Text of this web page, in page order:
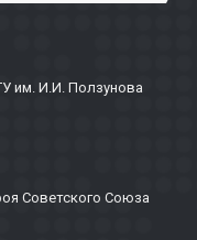
им. И.И. Ползунова
Советского Союза